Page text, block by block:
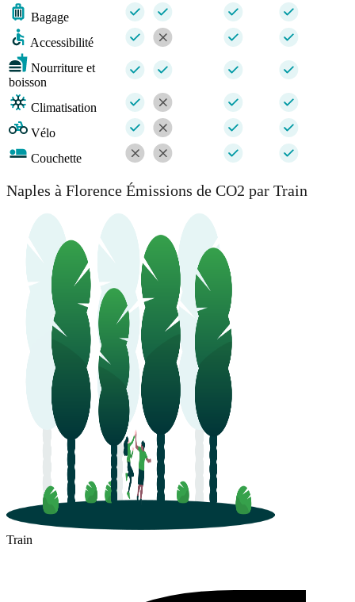
Bagage
Accessibilité
Nourriture et
boisson
Climatisation
Vélo
Couchette
Naples à Florence Émissions de CO2 par Train
Train